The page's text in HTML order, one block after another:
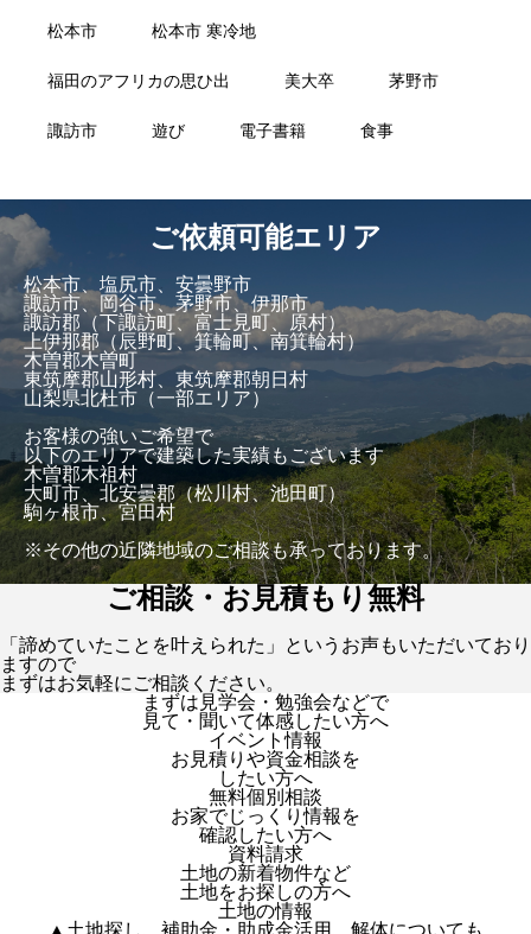
松本市 松本市 寒冷地
福田のアフリカの思ひ出 美大卒 茅野市
諏訪市 遊び 電子書籍 食事
ご依頼可能エリア
松本市、塩尻市、安曇野市
諏訪市、岡谷市、茅野市、伊那市
諏訪郡（下諏訪町、富士見町、原村）
上伊那郡（辰野町、箕輪町、南箕輪村）
木曽郡木曽町
東筑摩郡山形村、東筑摩郡朝日村
山梨県北杜市（一部エリア）
お客様の強いご希望で
以下のエリアで建築した実績もございます
木曽郡木祖村
大町市、北安曇郡（松川村、池田町）
駒ヶ根市、宮田村
※その他の近隣地域のご相談も承っております。
ご相談・お見積もり無料
「諦めていたことを叶えられた」というお声もいただいており
ますので
まずはお気軽にご相談ください。
まずは見学会・勉強会などで
見て・聞いて体感したい方へ
イベント情報
お見積りや資金相談を
したい方へ
無料個別相談
お家でじっくり情報を
確認したい方へ
資料請求
土地の新着物件など
土地をお探しの方へ
土地の情報